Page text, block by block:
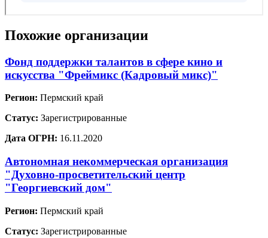
Похожие организации
Фонд поддержки талантов в сфере кино и
искусства "Фреймикс (Кадровый микс)"
Регион: Пермский край
Статус: Зарегистрированные
Дата ОГРН: 16.11.2020
Автономная некоммерческая организация
"Духовно-просветительский центр
"Георгиевский дом"
Регион: Пермский край
Статус: Зарегистрированные